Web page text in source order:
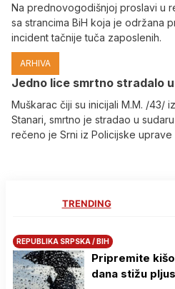
Na prednovogodišnjoj proslavi u
sa strancima BiH koja je održana
incident tačnije tuča zaposlenih.
ARHIVA
Јedno lice smrtno stradalo
Muškarac čiji su inicijali M.M. /43/
Stanari, smrtno je stradao u
rečeno je Srni iz Policijske uprave
TRENDING
REPUBLIKA SRPSKA / BIH
Pripremite
dana stižu